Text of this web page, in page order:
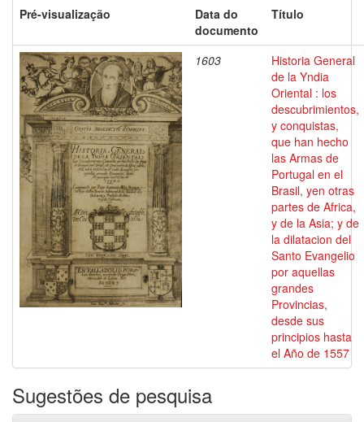
Pré-visualização
Data do
documento
Título
1603
Historia General
de la Yndia
Oriental : los
descubrimientos,
y conquistas,
que han hecho
las Armas de
Portugal en el
Brasil, yen otras
partes de Africa,
y de la Asia; y de
la dilatacion del
Santo Evangelio
por aquellas
grandes
Provincias,
desde sus
principios hasta
el Año de 1557
Sugestões de pesquisa